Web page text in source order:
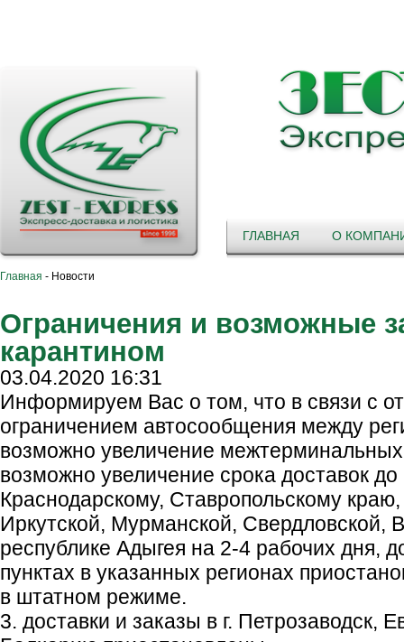
ГЛАВНАЯ О
Главная - Новости
Ограничения и возможные
карантином
03.04.2020 16:31
Информируем Вас о том, что в связи с
ограничением автосообщения между
возможно увеличение
возможно увеличение срока доставок до
Краснодарскому, Ставропольскому
Иркутской, Мурманской, Свердловской,
республике Адыгея на 2-4 рабочих дня,
пунктах в указанных регионах
в штатном режиме.
3. доставки и заказы в г. Петрозаводск,